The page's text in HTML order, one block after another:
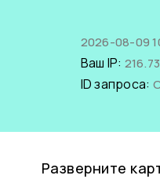
2026-08-09
Ваш IP:
ID запроса:
Разверните